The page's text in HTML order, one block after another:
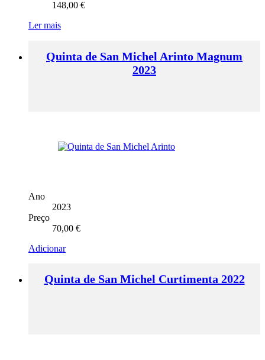
148,00 €
Ler mais
Quinta de San Michel Arinto Magnum
2023
Ano
2023
Preço
70,00 €
Adicionar
Quinta de San Michel Curtimenta 2022